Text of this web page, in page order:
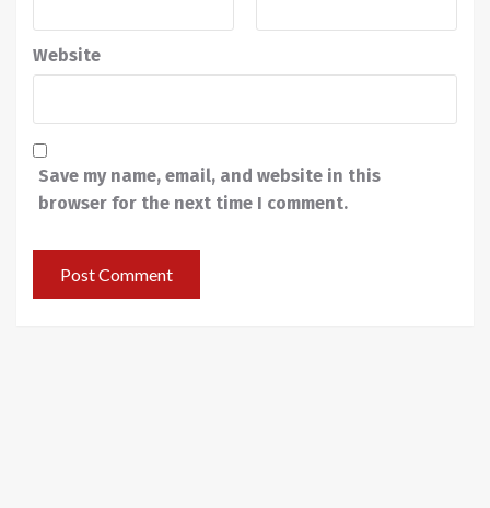
Website
Save my name, email, and website in this
browser for the next time I comment.